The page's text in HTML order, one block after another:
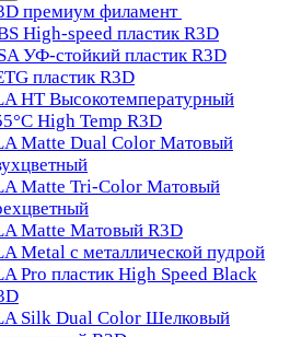
премиум филамент
High-speed пластик R3D
УФ-стойкий пластик R3D
пластик R3D
HT Высокотемпературный
High Temp R3D
Matte Dual Color Матовый
Matte Tri-Color Матовый
Matte Матовый R3D
Metal с металлической пудрой
Pro пластик High Speed Black
Silk Dual Color Шелковый